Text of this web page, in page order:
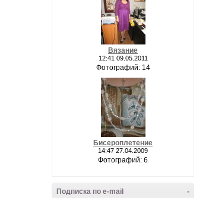
Вязание
12:41 09.05.2011
Фотографий: 14
Бисероплетение
14:47 27.04.2009
Фотографий: 6
-
Подписка по e-mail